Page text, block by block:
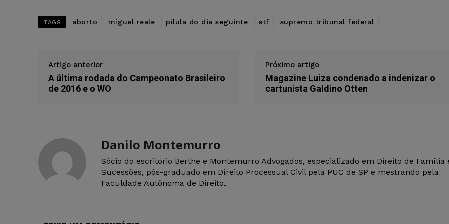
TAGS aborto miguel reale pílula do dia seguinte stf supremo tribunal federal
Artigo anterior
A última rodada do Campeonato Brasileiro
de 2016 e o WO
Próximo artigo
Magazine Luiza condenado a indenizar o
cartunista Galdino Otten
Danilo Montemurro
Sócio do escritório Berthe e Montemurro Advogados, especializado em Direito de Família
Sucessões, pós-graduado em Direito Processual Civil pela PUC de SP e mestrando pela
Faculdade Autônoma de Direito.